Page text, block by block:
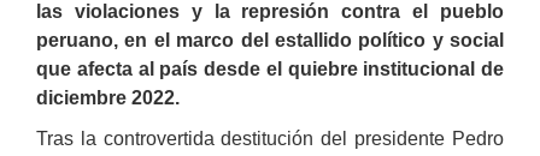
las violaciones y la represión contra el pueblo
peruano, en el marco del estallido político y social
que afecta al país desde el quiebre institucional de
diciembre 2022.
Tras la controvertida destitución del presidente Pedro